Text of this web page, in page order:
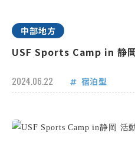
中部地方
USF Sports Camp in 静
2024.06.22 宿泊型